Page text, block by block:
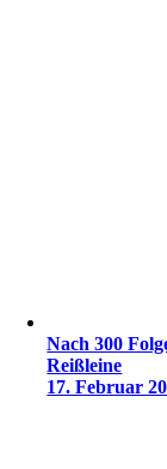
Nach 300
Reißleine
17. Februar